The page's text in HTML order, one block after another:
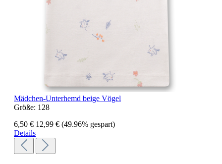
Mädchen-Unterhemd beige Vögel
Größe: 128
6,50 € 12,99 € (49.96% gespart)
Details